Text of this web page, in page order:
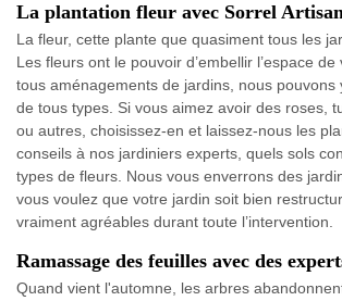
La plantation fleur avec Sorrel
La fleur, cette plante que quasiment tous les
Les fleurs ont le pouvoir d’embellir l’espace
tous aménagements de jardins, nous pouvons
de tous types. Si vous aimez avoir des roses,
ou autres, choisissez-en et laissez-nous les
conseils à nos jardiniers experts, quels sols
types de fleurs. Nous vous enverrons des
vous voulez que votre jardin soit bien
vraiment agréables durant toute l’intervention.
Ramassage des feuilles avec des
Quand vient l'automne, les arbres